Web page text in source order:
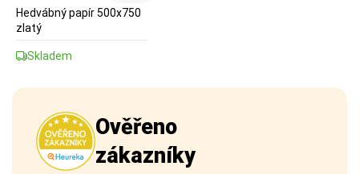
Hedvábný papír 500x750
zlatý
Skladem
Ověřeno
zákazníky